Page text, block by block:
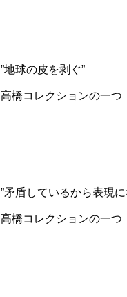
”地球の皮を剥ぐ”
高橋コレクションの一つ
”矛盾しているから表現に
高橋コレクションの一つ